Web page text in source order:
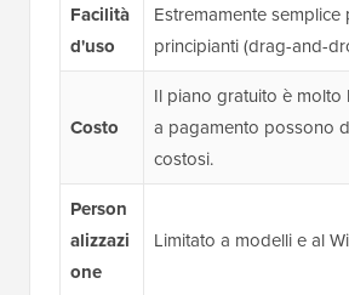
Facilità
d'uso
Estremamente semplice
principianti (drag-and-
Costo
Il piano gratuito è molto
a pagamento possono
costosi.
Person
alizzazi
one
Limitato a modelli e al